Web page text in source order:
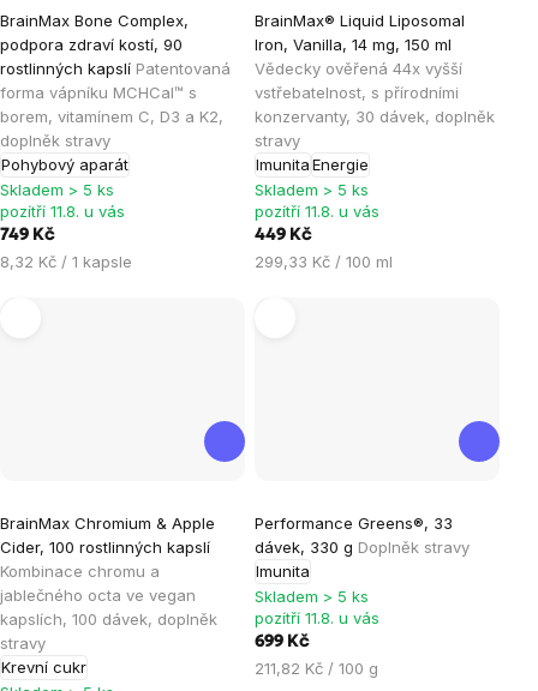
BrainMax Bone Complex,
podpora zdraví kostí, 90
rostlinných kapslí Patentovaná
forma vápníku MCHCal™ s
borem, vitamínem C, D3 a K2,
doplněk stravy
Pohybový aparát
hodnocení
produktu
je
5,0
z
5
hvězdiček.
Skladem > 5 ks
pozítří 11.8. u vás
749 Kč
Měrná
8,32 Kč / 1 kapsle
BrainMax® Liquid Liposomal
Iron, Vanilla, 14 mg, 150 ml
Vědecky ověřená 44x vyšší
vstřebatelnost, s přírodními
konzervanty, 30 dávek, doplněk
stravy
ImunitaEnergie
hodnocení
produktu
je
4,5
z
5
hvězdiček.
Skladem > 5 ks
pozítří 11.8. u vás
449 Kč
Měrná
299,33 Kč / 100 ml
BrainMax Chromium & Apple
Cider, 100 rostlinných kapslí
Kombinace chromu a
jablečného octa ve vegan
kapslích, 100 dávek, doplněk
stravy
Krevní cukr
hodnocení
produktu
je
5,0
z
5
Performance Greens®, 33
dávek, 330 g Doplněk stravy
Imunita
hodnocení
produktu
je
4,4
z
5
Skladem > 5 ks
pozítří 11.8. u vás
699 Kč
Měrná
211,82 Kč / 100 g